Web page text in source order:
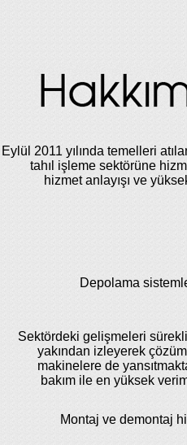
Eylül 2011 yılında temelleri
tahıl işleme sektörüne
hizmet anlayışı ve
Depolama
Sektördeki gelişmeleri
yakından izleyerek
makinelere de
bakım ile en yüksek
Montaj ve demontaj